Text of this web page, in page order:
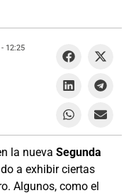
la nueva Segunda
a exhibir ciertas
Algunos, como el
12:25